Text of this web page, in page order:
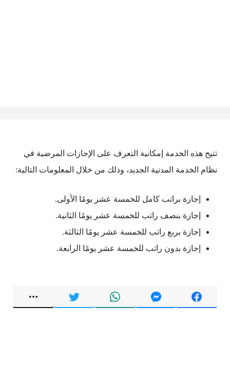
تتيح هذه الخدمة إمكانية التعرف على الإجازات المرضية في
نظام الخدمة المدنية الجديد، وذلك من خلال المعلومات التالية:
إجازة براتب كامل للخمسة عشر يومًا الأولى.
إجازة بنصف راتب للخمسة عشر يومًا الثانية.
إجازة بربع راتب للخمسة عشر يومًا الثالثة.
إجازة بدون راتب للخمسة عشر يومًا الرابعة.